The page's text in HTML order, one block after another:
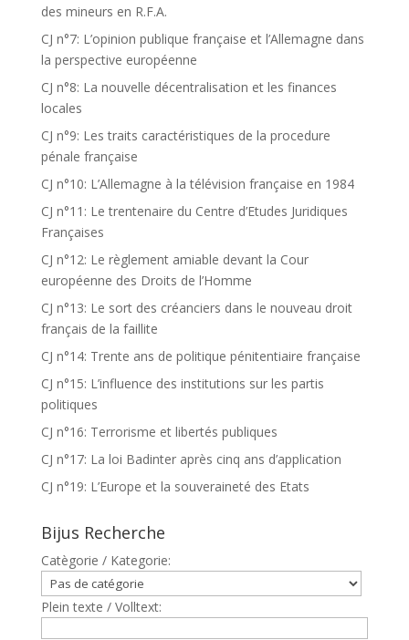
des mineurs en R.F.A.
CJ n°7: L’opinion publique française et l’Allemagne dans
la perspective européenne
CJ n°8: La nouvelle décentralisation et les finances
locales
CJ n°9: Les traits caractéristiques de la procedure
pénale française
CJ n°10: L’Allemagne à la télévision française en 1984
CJ n°11: Le trentenaire du Centre d’Etudes Juridiques
Françaises
CJ n°12: Le règlement amiable devant la Cour
européenne des Droits de l’Homme
CJ n°13: Le sort des créanciers dans le nouveau droit
français de la faillite
CJ n°14: Trente ans de politique pénitentiaire française
CJ n°15: L’influence des institutions sur les partis
politiques
CJ n°16: Terrorisme et libertés publiques
CJ n°17: La loi Badinter après cinq ans d’application
CJ n°19: L’Europe et la souveraineté des Etats
Bijus Recherche
Catègorie / Kategorie:
Plein texte / Volltext: